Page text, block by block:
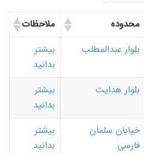
محدوده
ملاحظات
بلوار عبدالمطلب
بیشتر
بدانید
بلوار هدایت
بیشتر
بدانید
خیابان سلمان
فارسی
بیشتر
بدانید